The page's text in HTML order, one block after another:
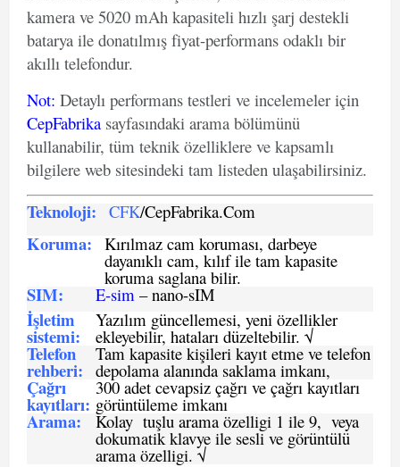
kamera ve 5020 mAh kapasiteli hızlı şarj destekli
batarya ile donatılmış fiyat-performans odaklı bir
akıllı telefondur.
Not: Detaylı performans testleri ve incelemeler için
CepFabrika sayfasındaki arama bölümünü
kullanabilir, tüm teknik özelliklere ve kapsamlı
bilgilere web sitesindeki tam listeden ulaşabilirsiniz.
Teknoloji: CFK/CepFabrika.Com
Koruma: Kırılmaz cam koruması, darbeye
dayanıklı cam, kılıf ile tam kapasite
koruma saglana bilir.
SIM: E-sim – nano-sIM
İşletim
sistemi:
Yazılım güncellemesi, yeni özellikler
ekleyebilir, hataları düzeltebilir. √
Telefon
rehberi:
Tam kapasite kişileri kayıt etme ve telefon
depolama alanında saklama imkanı,
Çağrı
kayıtları:
300 adet cevapsiz çağrı ve çağrı kayıtları
görüntüleme imkanı
Arama: Kolay tuşlu arama özelligi 1 ile 9, veya
dokumatik klavye ile sesli ve görüntülü
arama özelligi. √